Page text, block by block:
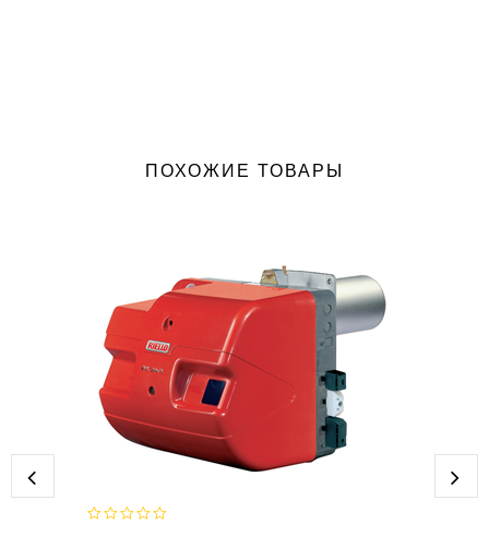
ПОХОЖИЕ ТОВАРЫ